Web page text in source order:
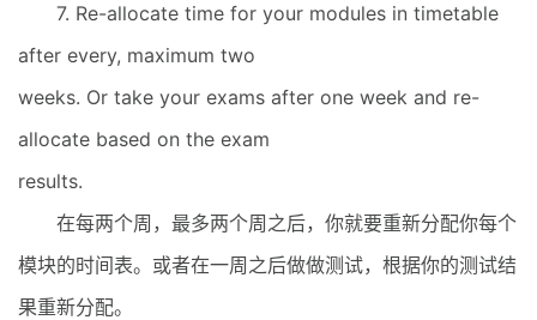
7. Re-allocate time for your modules in timetable
after every, maximum two
weeks. Or take your exams after one week and re-
allocate based on the exam
results.
在每两个周，最多两个周之后，你就要重新分配你每个
模块的时间表。或者在一周之后做做测试，根据你的测试结
果重新分配。